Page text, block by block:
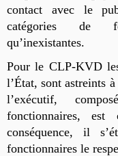
contact avec le
catégories de
qu’inexistantes.
Pour le CLP-KVD
l’État, sont astreints
l’exécutif,
fonctionnaires,
conséquence, il
fonctionnaires le